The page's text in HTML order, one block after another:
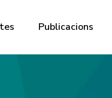
Publicacions